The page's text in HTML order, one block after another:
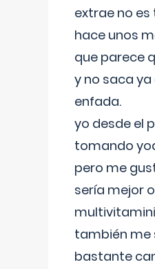
extrae no
hace unos
que parece
y no saca ya
enfada.
yo desde el
tomando
pero me
sería mejor
también me
bastante